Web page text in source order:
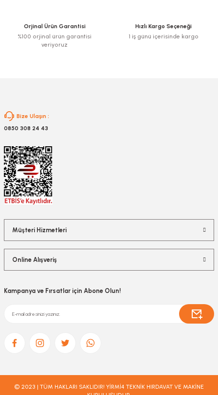
Bu ürüne benzer farklı alternatifler olmalı.
Orjinal Ürün Garantisi
%100 orjinal ürün garantisi
veriyoruz
Hızlı Kargo Seçeneği
1 iş günü içerisinde kargo
Bize Ulaşın :
0850 308 24 43
Müşteri Hizmetleri
Online Alışveriş
Kampanya ve Fırsatlar için Abone Olun!
© 2023 | TÜM HAKLARI SAKLIDIR! YİRMİ4 TEKNİK HIRDAVAT VE MAKİNE